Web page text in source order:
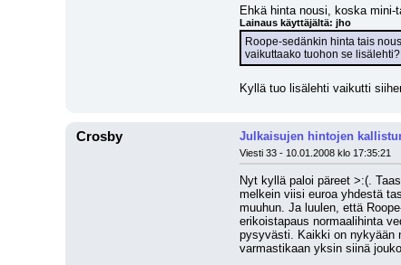
Ehkä hinta nousi, koska mini-
Lainaus käyttäjältä: jho
Roope-sedänkin hinta tais
vaikuttaako tuohon se
Kyllä tuo lisälehti vaikutti
Crosby Julkaisujen hintojen
Viesti 33 - 10.01.2008 klo 17:35:21
Nyt kyllä paloi päreet >:(.
melkein viisi euroa yhdestä
muuhun. Ja luulen, että
erikoistapaus normaalihinta
pysyvästi. Kaikki on nykyään
varmastikaan yksin siinä